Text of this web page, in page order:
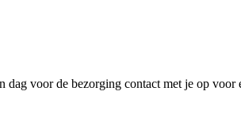
voor de bezorging contact met je op voor